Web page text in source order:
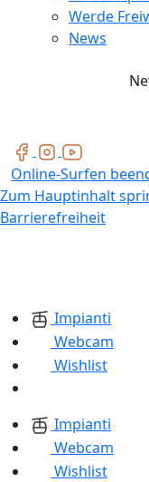
Werde
News
Online-Surfen
Zum Hauptinhalt
Barrierefreiheit
Impianti
Webcam
Wishlist
Impianti
Webcam
Wishlist